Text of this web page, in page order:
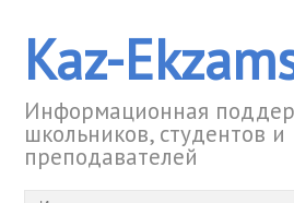
Kaz-
Информационная
школьников, студентов и
преподавателей